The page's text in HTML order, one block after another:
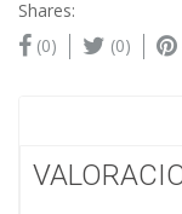
Shares:
(0)
(0)